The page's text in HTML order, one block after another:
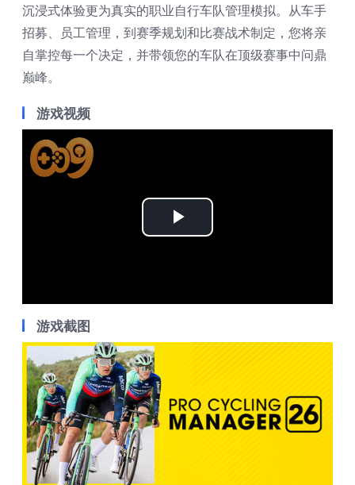
沉浸式体验更为真实的职业自行车队管理模拟。从车手
招募、员工管理，到赛季规划和比赛战术制定，您将亲
自掌控每一个决定，并带领您的车队在顶级赛事中问鼎
巅峰。
游戏视频
Play
游戏截图